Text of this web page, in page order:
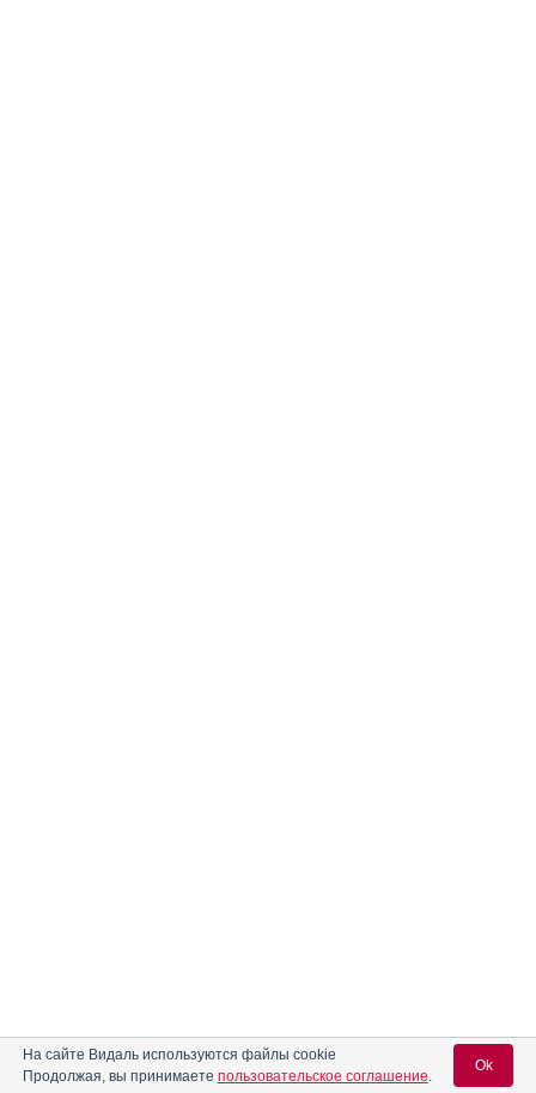
На сайте Видаль используются файлы cookie
Продолжая, вы принимаете пользовательское соглашение.
Ok